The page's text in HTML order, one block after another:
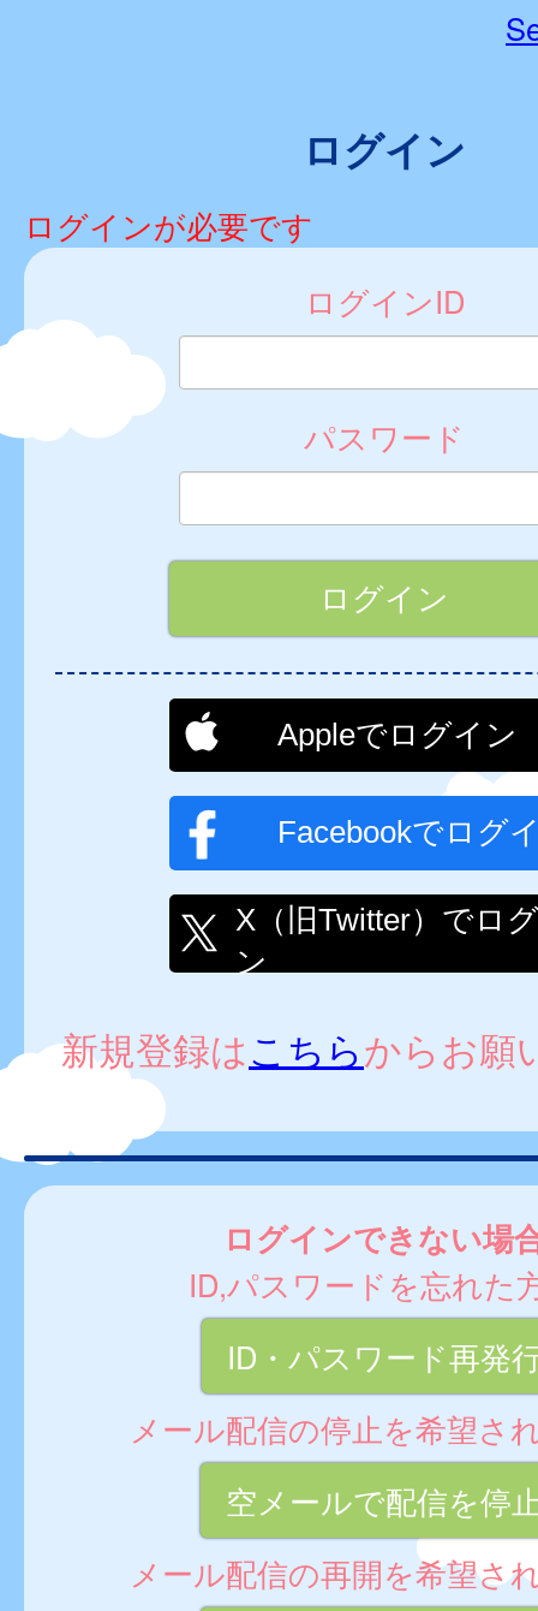
ログイン
ログインが必要です
ログインID
パスワード
Appleでログイン
Facebookでログ
X（旧Twitter）でロ
ン
新規登録はこちらからお願
ログインできない場
ID,パスワードを忘れた
ID・パスワード再発
メール配信の停止を希望さ
空メールで配信を停
メール配信の再開を希望さ